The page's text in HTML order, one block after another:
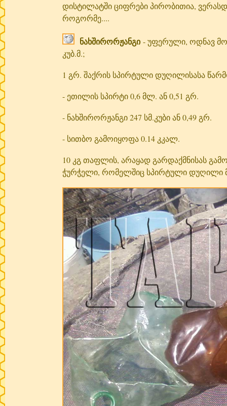
დისტილატში ციფრები პირობითია,
როგორმე....
ნახშირორჟანგი- უფერული, ოდნავ
კუბ.მ.;
1 გრ. შაქრის სპირტული დუღილისასა
- ეთილის სპირტი 0,6 მლ. ან 0,51 გრ.
- ნახშირორჟანგი 247 სმ.კუბი ან 0,49 გრ.
- სითბო გამოიყოფა 0.14 კკალ.
10 კგ თაფლის, არაყად გარდაქმნისას
ჭურჭელი, რომელშიც სპირტული დუღილი